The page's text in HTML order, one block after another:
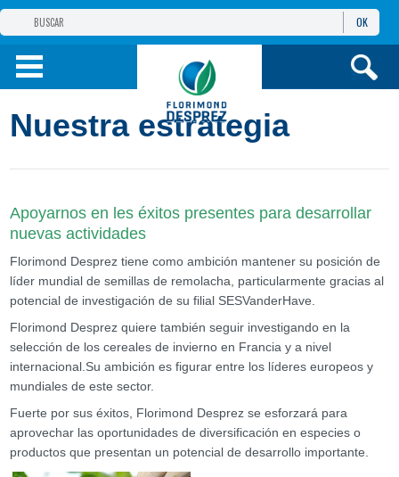
GRUPO
PRODUCTOS
OK
Nuestra estrategia
Apoyarnos en les éxitos presentes para desarrollar
nuevas actividades
Florimond Desprez tiene como ambición mantener su posición de
líder mundial de semillas de remolacha, particularmente gracias al
potencial de investigación de su filial SESVanderHave.
Florimond Desprez quiere también seguir investigando en la
selección de los cereales de invierno en Francia y a nivel
internacional.Su ambición es figurar entre los líderes europeos y
mundiales de este sector.
Fuerte por sus éxitos, Florimond Desprez se esforzará para
aprovechar las oportunidades de diversificación en especies o
productos que presentan un potencial de desarrollo importante.